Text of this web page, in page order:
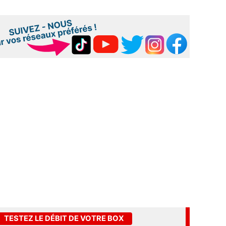
TESTEZ LE DÉBIT DE VOTRE BOX